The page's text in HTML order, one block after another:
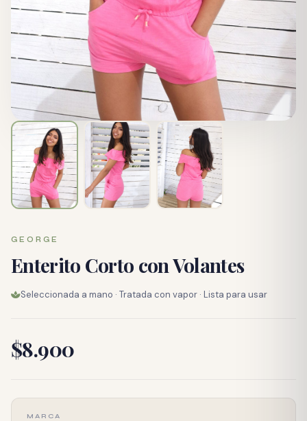
GEORGE
Enterito Corto con Volantes
Seleccionada a mano · Tratada con vapor · Lista para usar
$8.900
MARCA